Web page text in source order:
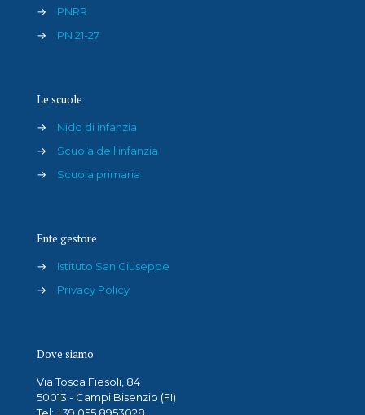
→
PNRR
→
PN 21-27
Le scuole
→
Nido di infanzia
→
Scuola dell'infanzia
→
Scuola primaria
Ente gestore
→
Istituto San Giuseppe
→
Privacy Policy
Dove siamo
Via Tosca Fiesoli, 84
50013 - Campi Bisenzio (FI)